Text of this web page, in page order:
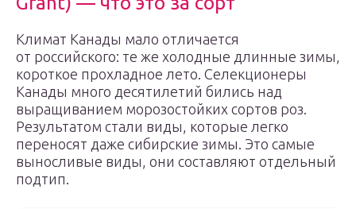
Климат Канады мало отличается
от российского: те же холодные длинные зимы,
короткое прохладное лето. Селекционеры
Канады много десятилетий бились над
выращиванием морозостойких сортов роз.
Результатом стали виды, которые легко
переносят даже сибирские зимы. Это самые
выносливые виды, они составляют отдельный
подтип.